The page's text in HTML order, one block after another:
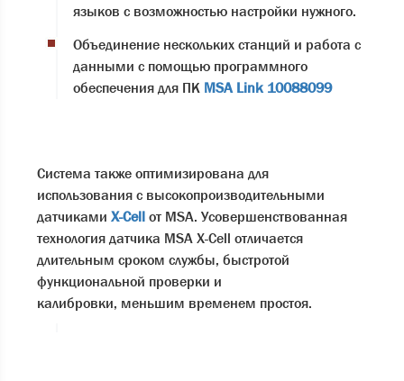
языков с возможностью настройки нужного.
Объединение нескольких станций и работа с
данными с помощью программного
обеспечения для ПК MSA Link 10088099
Система также оптимизирована для
использования с высокопроизводительными
датчикамиX-Cellот MSA. Усовершенствованная
технология датчика MSA X-Cell отличается
длительным сроком службы, быстротой
функциональной проверки и
калибровки, меньшим временем простоя.